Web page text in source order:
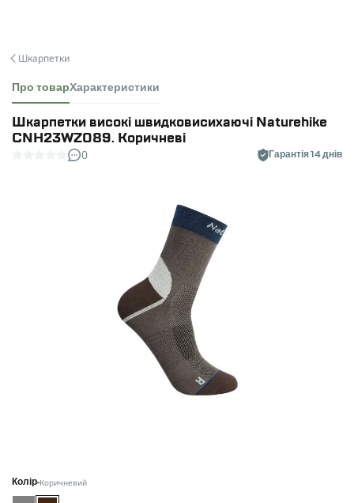
Шкарпетки
Про товарХарактеристики
Шкарпетки високі швидковисихаючі Naturehike
CNH23WZ089. Коричневі
0 Гарантія 14 днів
Колір Коричневий